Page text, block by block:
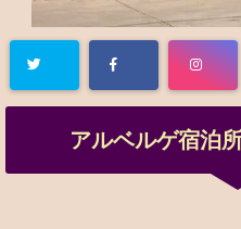
アルベルゲ宿泊